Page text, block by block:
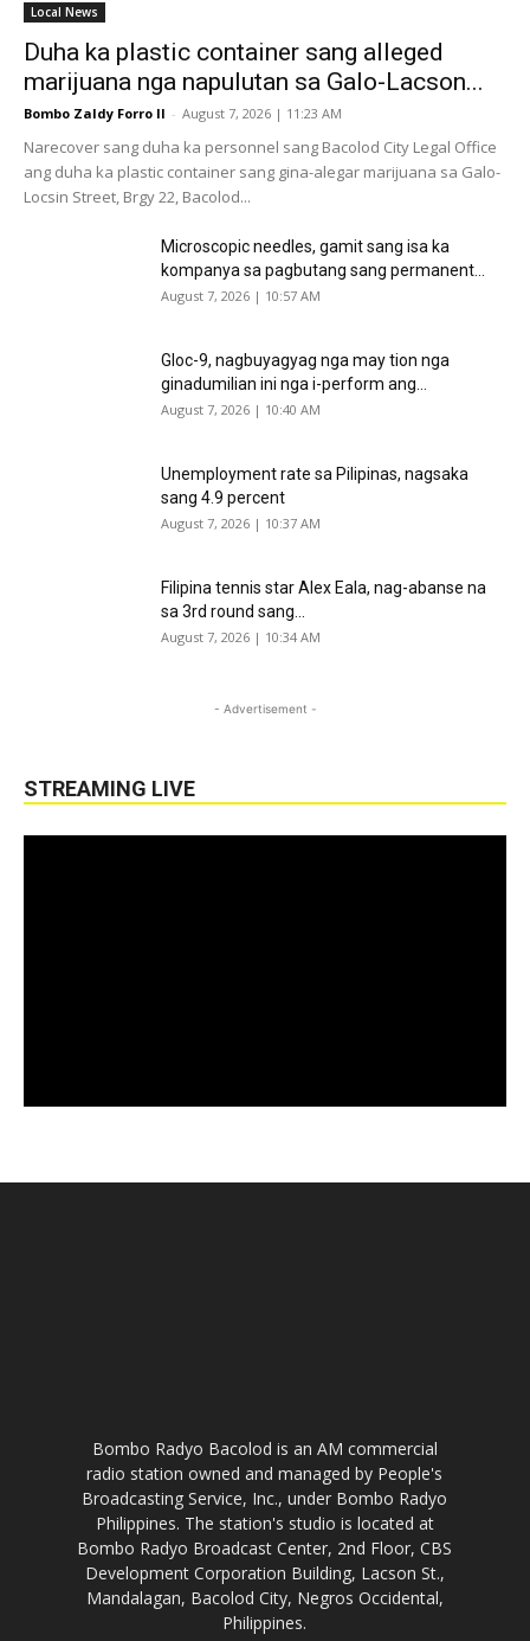
Local News
Duha ka plastic container sang alleged
marijuana nga napulutan sa Galo-Lacson...
Bombo Zaldy Forro II - August 7, 2026 | 11:23 AM
Narecover sang duha ka personnel sang Bacolod City Legal Office
ang duha ka plastic container sang gina-alegar marijuana sa Galo-
Locsin Street, Brgy 22, Bacolod...
Microscopic needles, gamit sang isa ka
kompanya sa pagbutang sang permanent...
August 7, 2026 | 10:57 AM
Gloc-9, nagbuyagyag nga may tion nga
ginadumilian ini nga i-perform ang...
August 7, 2026 | 10:40 AM
Unemployment rate sa Pilipinas, nagsaka
sang 4.9 percent
August 7, 2026 | 10:37 AM
Filipina tennis star Alex Eala, nag-abanse na
sa 3rd round sang...
August 7, 2026 | 10:34 AM
- Advertisement -
STREAMING LIVE
Bombo Radyo Bacolod is an AM commercial
radio station owned and managed by People's
Broadcasting Service, Inc., under Bombo Radyo
Philippines. The station's studio is located at
Bombo Radyo Broadcast Center, 2nd Floor, CBS
Development Corporation Building, Lacson St.,
Mandalagan, Bacolod City, Negros Occidental,
Philippines.